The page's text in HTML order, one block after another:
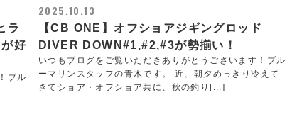
ラ
好
ブル
2025.10.13
【CB ONE】オフショアジギングロッド
DIVER DOWN#1,#2,#3が勢揃い！
いつもブログをご覧いただきありがとうございます！ブル
ーマリンスタッフの青木です。 近、朝夕めっきり冷えて
きてショア・オフショア共に、秋の釣り[...]